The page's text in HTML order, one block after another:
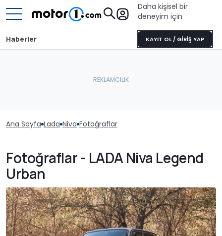
Daha kişisel bir
deneyim için
KAYIT OL / GİRİŞ YAP
Haberler
Ana Sayfa Lada Niva Fotoğraflar
Fotoğraflar - LADA Niva Legend
Urban